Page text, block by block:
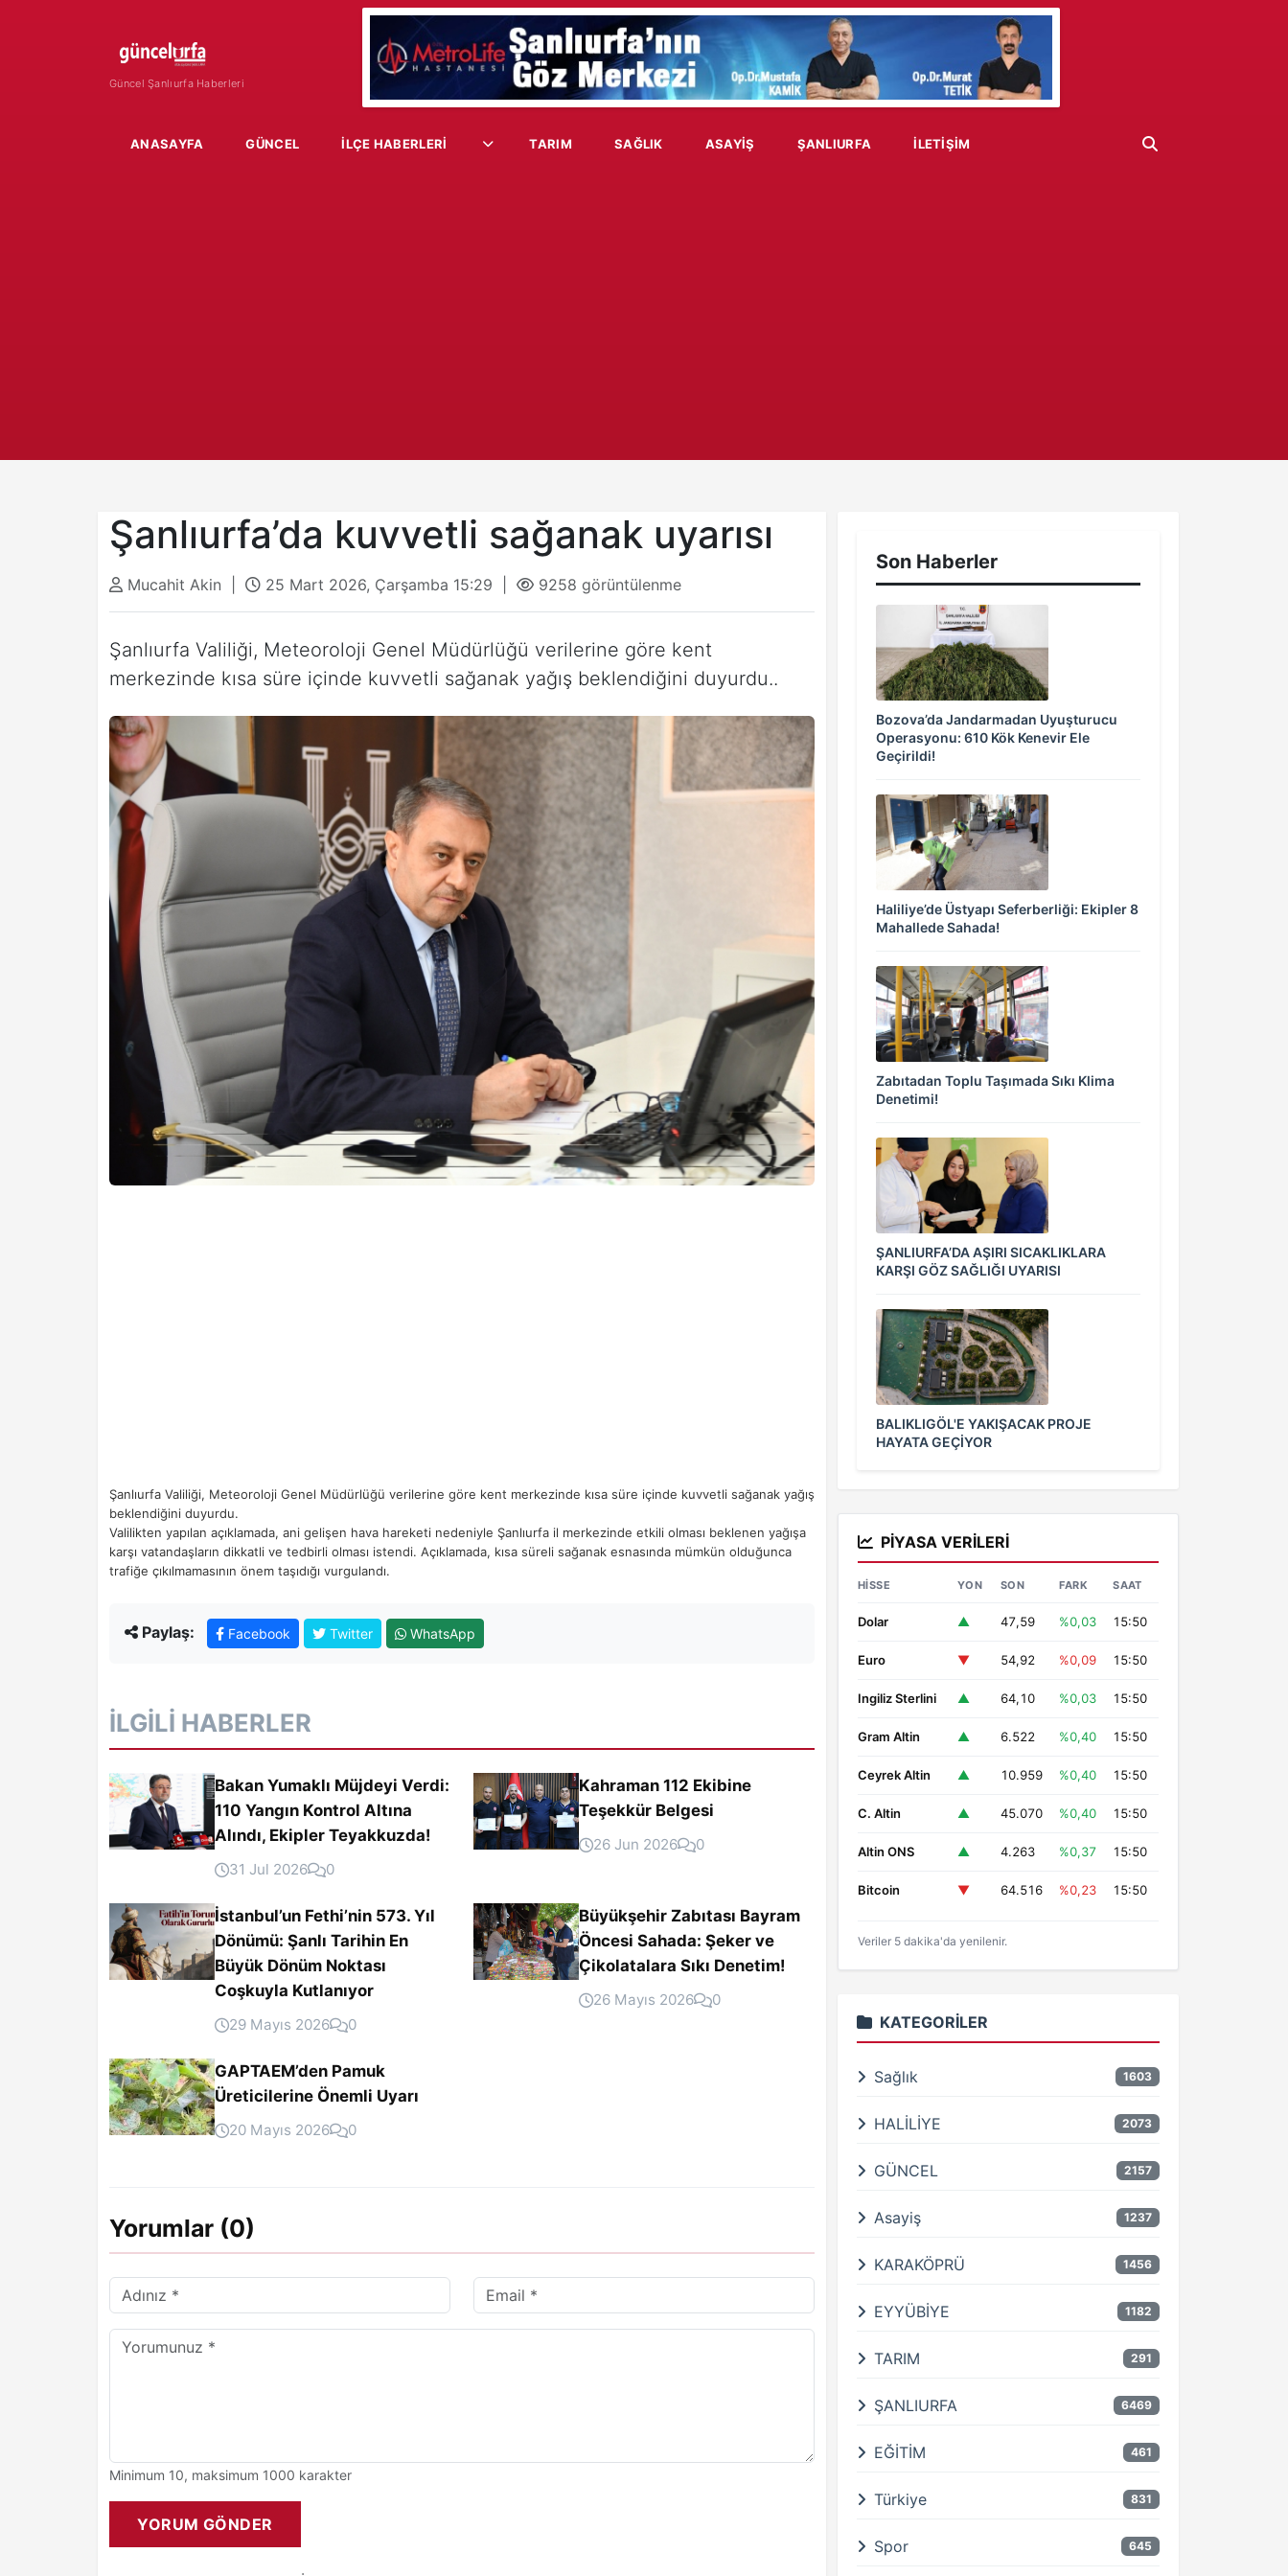
Güncel Şanlıurfa Haberleri
Main navigation
ANASAYFA GÜNCEL İLÇE HABERLERİ TARIM SAĞLIK ASAYIŞ ŞANLIURFA İLETIŞIM
Şanlıurfa’da kuvvetli sağanak uyarısı
Mucahit Akin | 25 Mart 2026, Çarşamba 15:29 | 9258 görüntülenme
Şanlıurfa Valiliği, Meteoroloji Genel Müdürlüğü verilerine göre kent
merkezinde kısa süre içinde kuvvetli sağanak yağış beklendiğini duyurdu..
Şanlıurfa Valiliği, Meteoroloji Genel Müdürlüğü verilerine göre kent merkezinde kısa süre içinde kuvvetli sağanak yağış
beklendiğini duyurdu.
Valilikten yapılan açıklamada, ani gelişen hava hareketi nedeniyle Şanlıurfa il merkezinde etkili olması beklenen yağışa
karşı vatandaşların dikkatli ve tedbirli olması istendi. Açıklamada, kısa süreli sağanak esnasında mümkün olduğunca
trafiğe çıkılmamasının önem taşıdığı vurgulandı.
Paylaş: Facebook Twitter WhatsApp
İLGILI HABERLER
Bakan Yumaklı Müjdeyi Verdi:
110 Yangın Kontrol Altına
Alındı, Ekipler Teyakkuzda!
31 Jul 2026 0
Kahraman 112 Ekibine
Teşekkür Belgesi
26 Jun 2026 0
İstanbul’un Fethi’nin 573. Yıl
Dönümü: Şanlı Tarihin En
Büyük Dönüm Noktası
Coşkuyla Kutlanıyor
29 Mayıs 2026 0
Büyükşehir Zabıtası Bayram
Öncesi Sahada: Şeker ve
Çikolatalara Sıkı Denetim!
26 Mayıs 2026 0
GAPTAEM’den Pamuk
Üreticilerine Önemli Uyarı
20 Mayıs 2026 0
Yorumlar (0)
Minimum 10, maksimum 1000 karakter
YORUM GÖNDER
Son Haberler
Bozova’da Jandarmadan Uyuşturucu
Operasyonu: 610 Kök Kenevir Ele
Geçirildi!
Haliliye’de Üstyapı Seferberliği: Ekipler 8
Mahallede Sahada!
Zabıtadan Toplu Taşımada Sıkı Klima
Denetimi!
ŞANLIURFA’DA AŞIRI SICAKLIKLARA
KARŞI GÖZ SAĞLIĞI UYARISI
BALIKLIGÖL'E YAKIŞACAK PROJE
HAYATA GEÇİYOR
PIYASA VERILERI
HISSE YON SON FARK SAAT
Dolar ▲ 47,59 %0,03 15:50
Euro ▼ 54,92 %0,09 15:50
Ingiliz Sterlini ▲ 64,10 %0,03 15:50
Gram Altin ▲ 6.522 %0,40 15:50
Ceyrek Altin ▲ 10.959 %0,40 15:50
C. Altin ▲ 45.070 %0,40 15:50
Altin ONS ▲ 4.263 %0,37 15:50
Bitcoin ▼ 64.516 %0,23 15:50
Veriler 5 dakika'da yenilenir.
KATEGORILER
Sağlık 1603
HALİLİYE 2073
GÜNCEL 2157
Asayiş 1237
KARAKÖPRÜ 1456
EYYÜBİYE 1182
TARIM 291
ŞANLIURFA 6469
EĞİTİM 461
Türkiye 831
Spor 645